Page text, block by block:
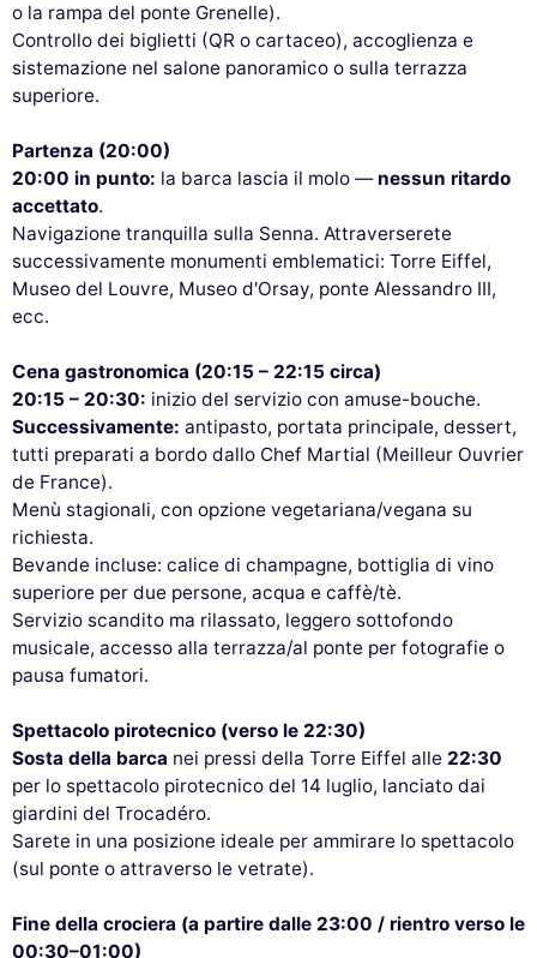
o la rampa del ponte Grenelle).
Controllo dei biglietti (QR o cartaceo), accoglienza e
sistemazione nel salone panoramico o sulla terrazza
superiore.
Partenza (20:00)
20:00 in punto: la barca lascia il molo — nessun ritardo
accettato.
Navigazione tranquilla sulla Senna. Attraverserete
successivamente monumenti emblematici: Torre Eiffel,
Museo del Louvre, Museo d'Orsay, ponte Alessandro III,
ecc.
Cena gastronomica (20:15 – 22:15 circa)
20:15 – 20:30: inizio del servizio con amuse-bouche.
Successivamente: antipasto, portata principale, dessert,
tutti preparati a bordo dallo Chef Martial (Meilleur Ouvrier
de France).
Menù stagionali, con opzione vegetariana/vegana su
richiesta.
Bevande incluse: calice di champagne, bottiglia di vino
superiore per due persone, acqua e caffè/tè.
Servizio scandito ma rilassato, leggero sottofondo
musicale, accesso alla terrazza/al ponte per fotografie o
pausa fumatori.
Spettacolo pirotecnico (verso le 22:30)
Sosta della barca nei pressi della Torre Eiffel alle 22:30
per lo spettacolo pirotecnico del 14 luglio, lanciato dai
giardini del Trocadéro.
Sarete in una posizione ideale per ammirare lo spettacolo
(sul ponte o attraverso le vetrate).
Fine della crociera (a partire dalle 23:00 / rientro verso le
00:30–01:00)